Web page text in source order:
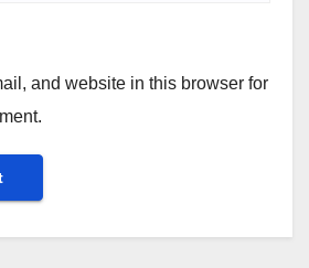
and website in this browser for